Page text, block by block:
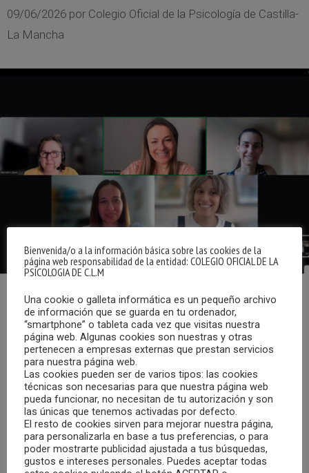
09/06/2026 por Colegio Oficial de la Psicología de Castilla-
La Mancha
En la reunión celebrada el 26 de mayo de 2026, las
integrantes del grupo compartieron una valoración muy
positiva del coloquio organizado con motivo del Día
Mundial de la Salud Mental Materna, destacando las
buenas sensaciones generadas, así como el sentimiento
de cohesión, unión y pertenencia dentro del grupo de
trabajo.
Durante el encuentro, se planteó la organización de un
nuevo coloquio con motivo del Día Mundial del Duelo
Bienvenida/o a la información básica sobre las cookies de la
página web responsabilidad de la entidad: COLEGIO OFICIAL DE LA
PSICOLOGIA DE C.L.M
Una cookie o galleta informática es un pequeño archivo
de información que se guarda en tu ordenador,
“smartphone” o tableta cada vez que visitas nuestra
página web. Algunas cookies son nuestras y otras
pertenecen a empresas externas que prestan servicios
para nuestra página web.
Las cookies pueden ser de varios tipos: las cookies
técnicas son necesarias para que nuestra página web
pueda funcionar, no necesitan de tu autorización y son
las únicas que tenemos activadas por defecto.
El resto de cookies sirven para mejorar nuestra página,
para personalizarla en base a tus preferencias, o para
poder mostrarte publicidad ajustada a tus búsquedas,
gustos e intereses personales. Puedes aceptar todas